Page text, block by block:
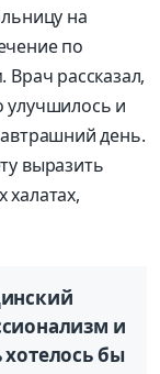
на
по
Врач рассказал,
улучшилось и
день.
выразить
и
хотелось бы